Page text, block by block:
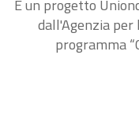
É un progetto
dall'Agenzia
programma